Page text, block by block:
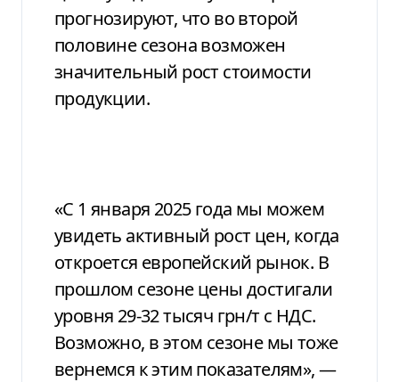
прогнозируют, что во второй
половине сезона возможен
значительный рост стоимости
продукции.
«С 1 января 2025 года мы можем
увидеть активный рост цен, когда
откроется европейский рынок. В
прошлом сезоне цены достигали
уровня 29-32 тысяч грн/т с НДС.
Возможно, в этом сезоне мы тоже
вернемся к этим показателям», —